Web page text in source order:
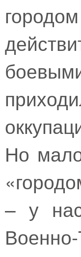
Но
– у